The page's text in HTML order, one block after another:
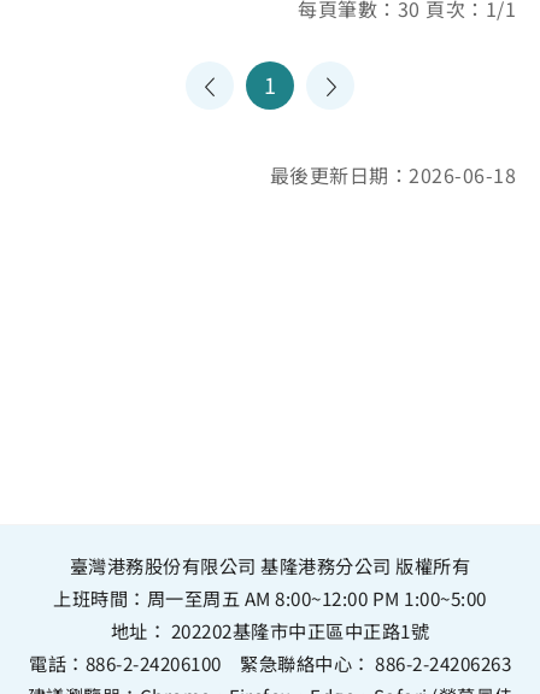
每頁筆數：30 頁次：1/1
1
最後更新日期：2026-06-18
臺灣港務股份有限公司 基隆港務分公司 版權所有
上班時間：周一至周五 AM 8:00~12:00 PM 1:00~5:00
地址： 202202基隆市中正區中正路1號
電話： 886-2-24206100 緊急聯絡中心： 886-2-24206263